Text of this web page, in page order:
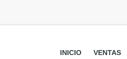
INICIO VENTAS